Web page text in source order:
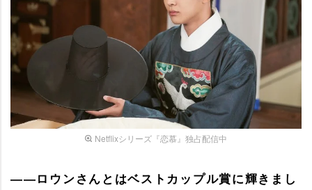
Netflixシリーズ『恋慕』独占配信中
――ロウンさんとはベストカップル賞に輝きまし